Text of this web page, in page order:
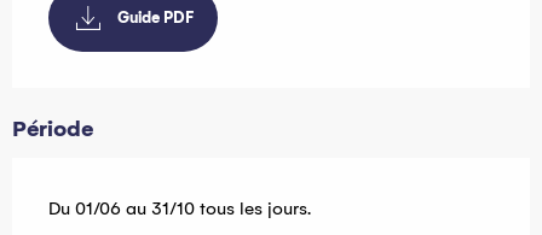
Guide PDF
Période
Du 01/06 au 31/10 tous les jours.